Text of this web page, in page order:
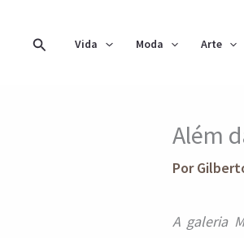
Pesquisar
Vida Moda Arte
Além
Por
A galeria